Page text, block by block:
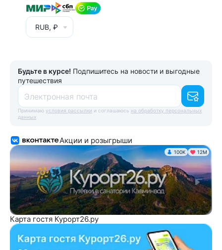
RUB, ₽
Будьте в курсе! Подпишитесь на новости и выгодные
путешествия
Электронная почта
Принимаю условия рассылки и соглашаюсь на обработку персональных
данных
Акции и розыгрыши
100K 12М
Карта гостя Курорт26.ру